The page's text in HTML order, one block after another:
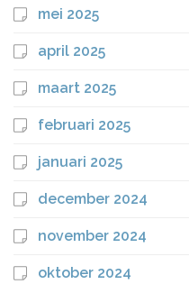
mei 2025
april 2025
maart 2025
februari 2025
januari 2025
december 2024
november 2024
oktober 2024